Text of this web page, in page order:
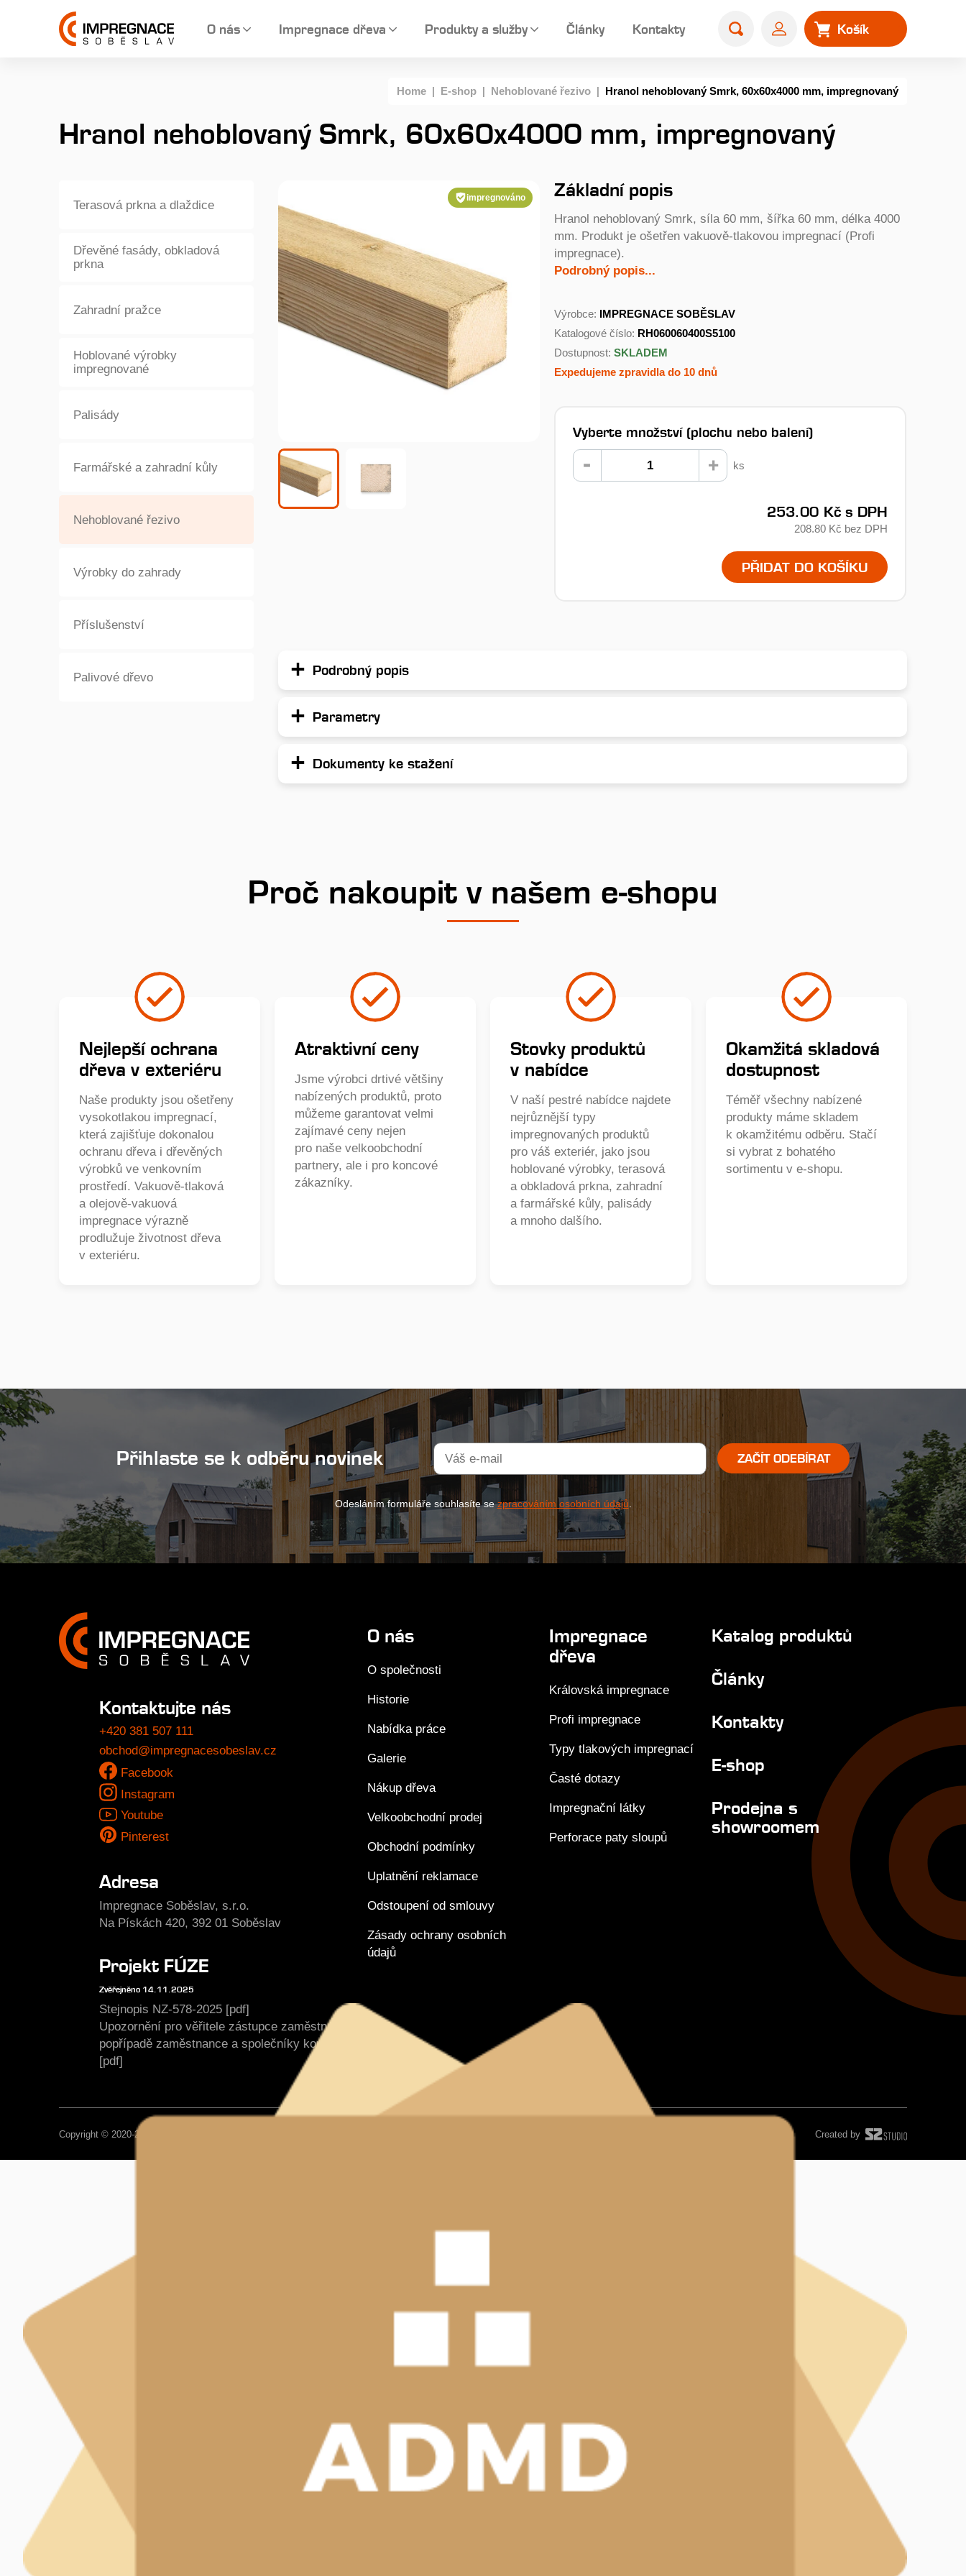
O nás Impregnace dřeva Produkty a služby Články Kontakty Košík
Home | E-shop | Nehoblované řezivo | Hranol nehoblovaný Smrk, 60x60x4000 mm, impregnovaný
Hranol nehoblovaný Smrk, 60x60x4000 mm, impregnovaný
Terasová prkna a dlaždice
Dřevěné fasády, obkladová
prkna
Zahradní pražce
Hoblované výrobky
impregnované
Palisády
Farmářské a zahradní kůly
Nehoblované řezivo
Výrobky do zahrady
Příslušenství
Palivové dřevo
impregnováno Základní popis
Hranol nehoblovaný Smrk, síla 60 mm, šířka 60 mm, délka 4000
mm. Produkt je ošetřen vakuově-tlakovou impregnací (Profi
impregnace).
Podrobný popis...
Výrobce: IMPREGNACE SOBĚSLAV
Katalogové číslo: RH060060400S5100
Dostupnost:SKLADEM
Expedujeme zpravidla do 10 dnů
Vyberte množství (plochu nebo balení)
ks
253.00 Kč s DPH
208.80 Kč bez DPH
PŘIDAT DO KOŠÍKU
Podrobný popis
Parametry
Dokumenty ke stažení
Proč nakoupit v našem e-shopu
Nejlepší ochrana
dřeva v exteriéru
Naše produkty jsou ošetřeny
vysokotlakou impregnací,
která zajišťuje dokonalou
ochranu dřeva i dřevěných
výrobků ve venkovním
prostředí. Vakuově-tlaková
a olejově-vakuová
impregnace výrazně
prodlužuje životnost dřeva
v exteriéru.
Atraktivní ceny
Jsme výrobci drtivé většiny
nabízených produktů, proto
můžeme garantovat velmi
zajímavé ceny nejen
pro naše velkoobchodní
partnery, ale i pro koncové
zákazníky.
Stovky produktů
v nabídce
V naší pestré nabídce najdete
nejrůznější typy
impregnovaných produktů
pro váš exteriér, jako jsou
hoblované výrobky, terasová
a obkladová prkna, zahradní
a farmářské kůly, palisády
a mnoho dalšího.
Okamžitá skladová
dostupnost
Téměř všechny nabízené
produkty máme skladem
k okamžitému odběru. Stačí
si vybrat z bohatého
sortimentu v e-shopu.
Přihlaste se k odběru novinek ZAČÍT ODEBÍRAT
Odesláním formuláře souhlasíte sezpracováním osobních údajů
Kontaktujte nás
+420 381 507 111
obchod@impregnacesobeslav.cz
Facebook
Instagram
Youtube
Pinterest
Adresa
Impregnace Soběslav, s.r.o.
Na Pískách 420, 392 01 Soběslav
Projekt FÚZE
Zvěřejněno 14.11.2025
Stejnopis NZ-578-2025 [pdf]
Upozornění pro věřitele zástupce zaměstnanců
popřípadě zaměstnance a společníky konverze
[pdf]
O nás
O společnosti
Historie
Nabídka práce
Galerie
Nákup dřeva
Velkoobchodní prodej
Obchodní podmínky
Uplatnění reklamace
Odstoupení od smlouvy
Zásady ochrany osobních
údajů
Impregnace
dřeva
Královská impregnace
Profi impregnace
Typy tlakových impregnací
Časté dotazy
Impregnační látky
Perforace paty sloupů
Katalog produktů
Články
Kontakty
E-shop
Prodejna s
showroomem
Copyright © 2020-2026, Impregnace Soběslav, Všechna práva vyhrazena. Created by